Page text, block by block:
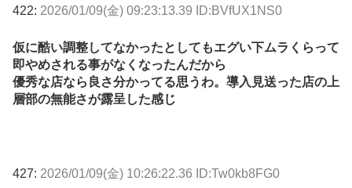
422: 2026/01/09(金) 09:23:13.39 ID:BVfUX1NS0
仮に酷い調整してなかったとしてもエグい下ムラくらって
即やめされる事がなくなったんだから
優秀な店なら良さ分かってる思うわ。導入見送った店の上
層部の無能さが露呈した感じ
427: 2026/01/09(金) 10:26:22.36 ID:Tw0kb8FG0